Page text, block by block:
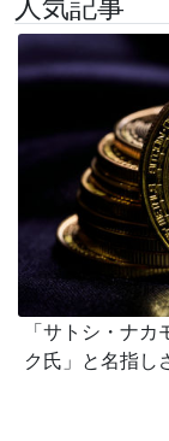
「サトシ・ナ
ク氏」と名指し